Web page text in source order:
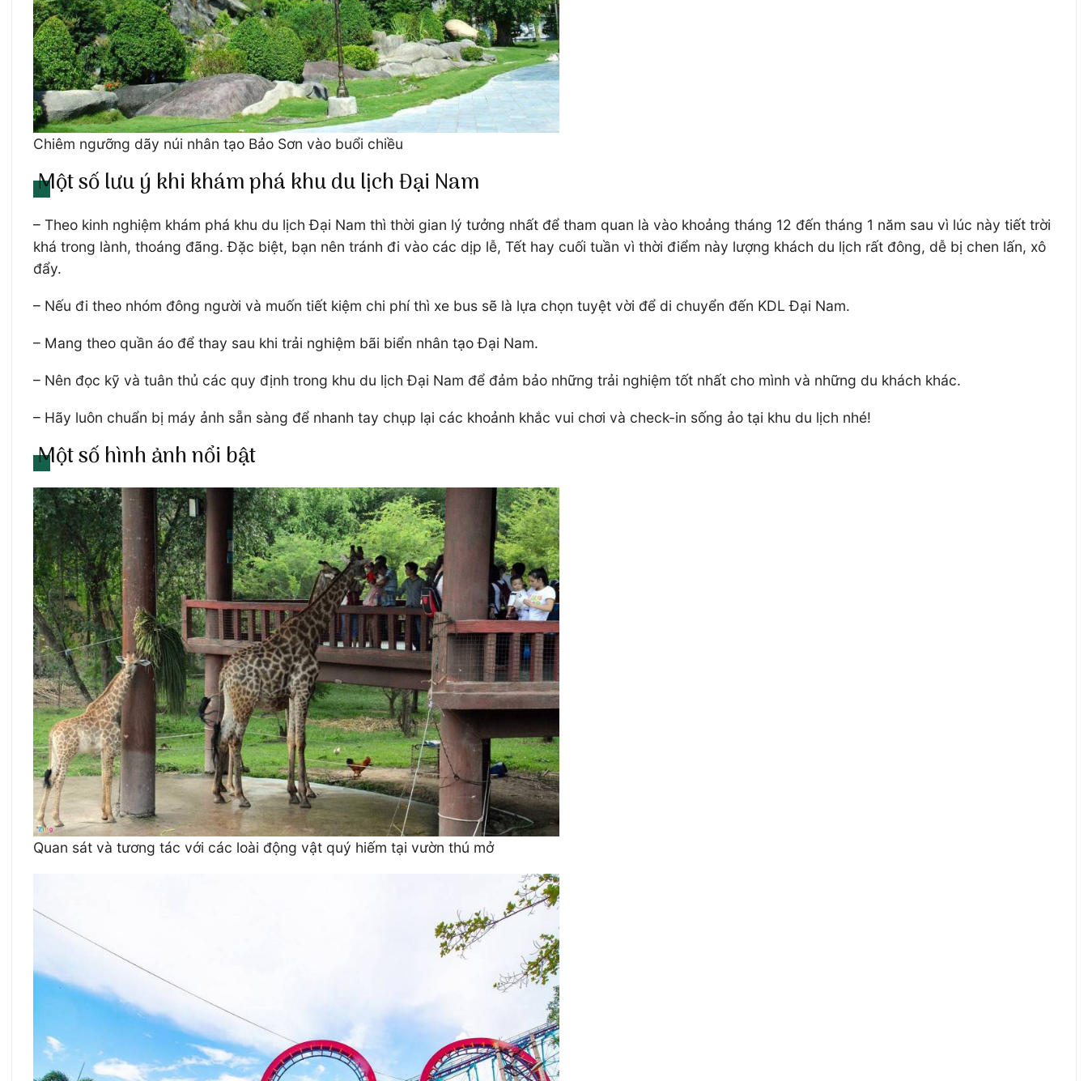
Chiêm ngưỡng dãy núi nhân tạo Bảo Sơn vào buổi chiều
Một số lưu ý khi khám phá khu du lịch Đại Nam
– Theo kinh nghiệm khám phá khu du lịch Đại Nam thì thời gian lý tưởng nhất để tham quan là vào khoảng tháng 12 đến tháng 1 năm sau vì lúc này tiết trời
khá trong lành, thoáng đãng. Đặc biệt, bạn nên tránh đi vào các dịp lễ, Tết hay cuối tuần vì thời điểm này lượng khách du lịch rất đông, dễ bị chen lấn, xô
đẩy.
– Nếu đi theo nhóm đông người và muốn tiết kiệm chi phí thì xe bus sẽ là lựa chọn tuyệt vời để di chuyển đến KDL Đại Nam.
– Mang theo quần áo để thay sau khi trải nghiệm bãi biển nhân tạo Đại Nam.
– Nên đọc kỹ và tuân thủ các quy định trong khu du lịch Đại Nam để đảm bảo những trải nghiệm tốt nhất cho mình và những du khách khác.
– Hãy luôn chuẩn bị máy ảnh sẵn sàng để nhanh tay chụp lại các khoảnh khắc vui chơi và check-in sống ảo tại khu du lịch nhé!
Một số hình ảnh nổi bật
Quan sát và tương tác với các loài động vật quý hiếm tại vườn thú mở